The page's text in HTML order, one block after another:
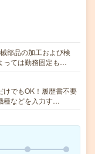
部品の加工および検
っては勤務固定も…
でもOK！履歴書不要
種などを入力す…